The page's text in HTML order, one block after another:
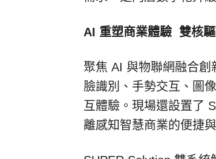
AI 重塑商業體驗 雙核
聚焦 AI 與物聯網融合創
臉識別、手勢交互、圖
互體驗。現場還設置了
離感知智慧商業的便捷